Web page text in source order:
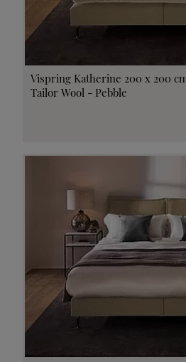
Vispring Katherine 200 x 200
Tailor Wool - Pebble